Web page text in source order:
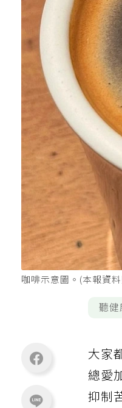
咖啡示意圖。(本報資
聽健
大家
總愛
抑制